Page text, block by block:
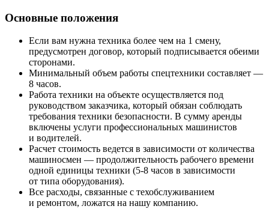
Основные положения
Если вам нужна техника более чем на 1 смену,
предусмотрен договор, который подписывается обеими
сторонами.
Минимальный объем работы спецтехники составляет —
8 часов.
Работа техники на объекте осуществляется под
руководством заказчика, который обязан соблюдать
требования техники безопасности. В сумму аренды
включены услуги профессиональных машинистов
и водителей.
Расчет стоимость ведется в зависимости от количества
машиносмен — продолжительность рабочего времени
одной единицы техники (5-8 часов в зависимости
от типа оборудования).
Все расходы, связанные с техобслуживанием
и ремонтом, ложатся на нашу компанию.